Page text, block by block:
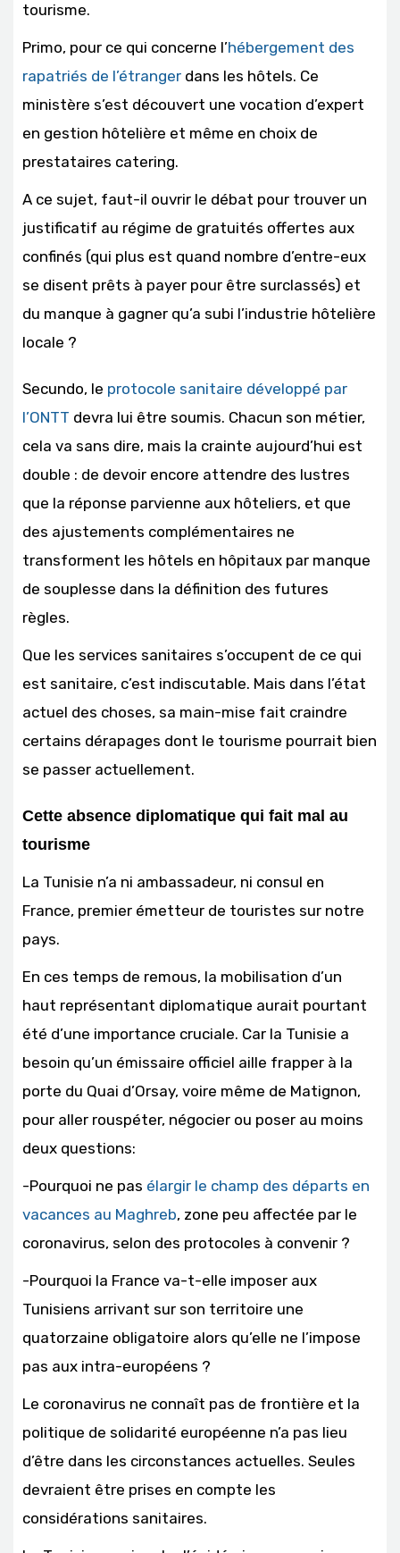
tourisme.
Primo, pour ce qui concerne l’hébergement des
rapatriés de l’étranger dans les hôtels. Ce
ministère s’est découvert une vocation d’expert
en gestion hôtelière et même en choix de
prestataires catering.
A ce sujet, faut-il ouvrir le débat pour trouver un
justificatif au régime de gratuités offertes aux
confinés (qui plus est quand nombre d’entre-eux
se disent prêts à payer pour être surclassés) et
du manque à gagner qu’a subi l’industrie hôtelière
locale ?
Secundo, le protocole sanitaire développé par
l’ONTT devra lui être soumis. Chacun son métier,
cela va sans dire, mais la crainte aujourd’hui est
double : de devoir encore attendre des lustres
que la réponse parvienne aux hôteliers, et que
des ajustements complémentaires ne
transforment les hôtels en hôpitaux par manque
de souplesse dans la définition des futures
règles.
Que les services sanitaires s’occupent de ce qui
est sanitaire, c’est indiscutable. Mais dans l’état
actuel des choses, sa main-mise fait craindre
certains dérapages dont le tourisme pourrait bien
se passer actuellement.
Cette absence diplomatique qui fait mal au
tourisme
La Tunisie n’a ni ambassadeur, ni consul en
France, premier émetteur de touristes sur notre
pays.
En ces temps de remous, la mobilisation d’un
haut représentant diplomatique aurait pourtant
été d’une importance cruciale. Car la Tunisie a
besoin qu’un émissaire officiel aille frapper à la
porte du Quai d’Orsay, voire même de Matignon,
pour aller rouspéter, négocier ou poser au moins
deux questions:
-Pourquoi ne pas élargir le champ des départs en
vacances au Maghreb, zone peu affectée par le
coronavirus, selon des protocoles à convenir ?
-Pourquoi la France va-t-elle imposer aux
Tunisiens arrivant sur son territoire une
quatorzaine obligatoire alors qu’elle ne l’impose
pas aux intra-européens ?
Le coronavirus ne connaît pas de frontière et la
politique de solidarité européenne n’a pas lieu
d’être dans les circonstances actuelles. Seules
devraient être prises en compte les
considérations sanitaires.